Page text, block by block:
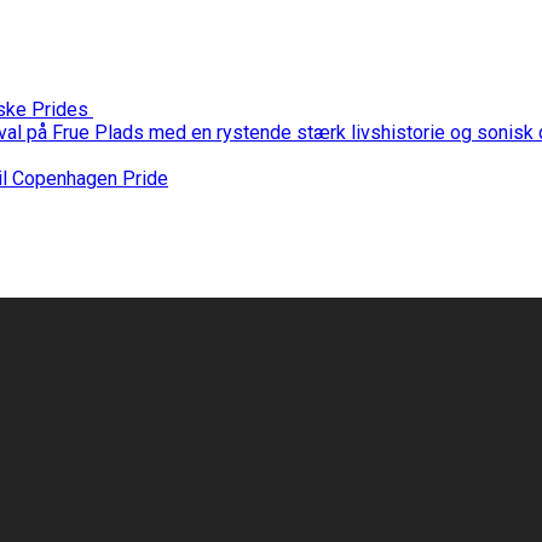
Prides
på Frue Plads med en rystende stærk livshistorie og sonisk
Copenhagen Pride